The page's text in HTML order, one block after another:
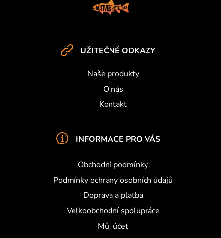
ý
p
u
UŽITEČNÉ ODKAZY
Naše produkty
O nás
Kontakt
INFORMACE PRO VÁS
Obchodní podmínky
Podmínky ochrany osobních údajů
Doprava a platba
Velkoobchodní spolupráce
Můj účet